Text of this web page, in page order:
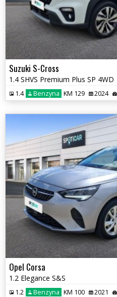
Suzuki S-Cross
1.4 SHVS Premium Plus SP 4WD
1.4 Benzyna KM 129 2024
Opel Corsa
1.2 Elegance S&S
1.2 Benzyna KM 100 2021